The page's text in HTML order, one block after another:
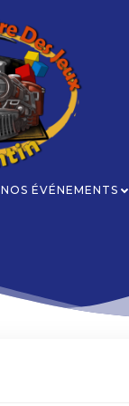
NOS ÉVÉNEMENTS